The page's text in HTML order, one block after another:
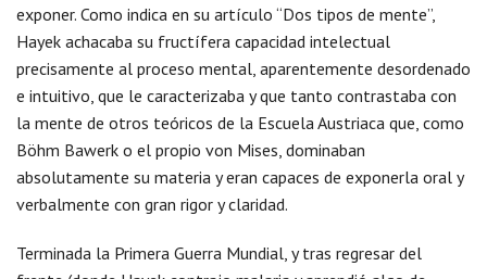
exponer. Como indica en su artículo “Dos tipos de mente”,
Hayek achacaba su fructífera capacidad intelectual
precisamente al proceso mental, aparentemente desordenado
e intuitivo, que le caracterizaba y que tanto contrastaba con
la mente de otros teóricos de la Escuela Austriaca que, como
Böhm Bawerk o el propio von Mises, dominaban
absolutamente su materia y eran capaces de exponerla oral y
verbalmente con gran rigor y claridad.
Terminada la Primera Guerra Mundial, y tras regresar del